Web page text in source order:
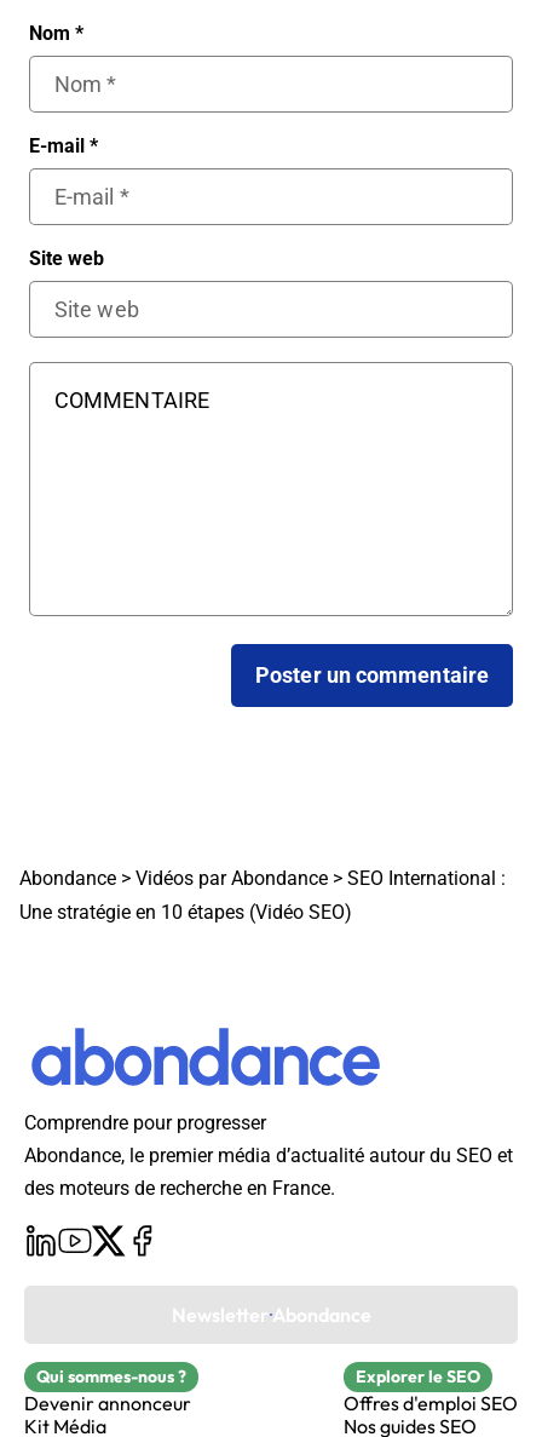
Nom *
E-mail *
Site web
Abondance > Vidéos par Abondance > SEO International :
Une stratégie en 10 étapes (Vidéo SEO)
Comprendre pour progresser
Abondance, le premier média d’actualité autour du SEO et
des moteurs de recherche en France.
Newsletter Abondance
Qui sommes-nous ?
Devenir annonceur
Kit Média
Explorer le SEO
Offres d'emploi SEO
Nos guides SEO